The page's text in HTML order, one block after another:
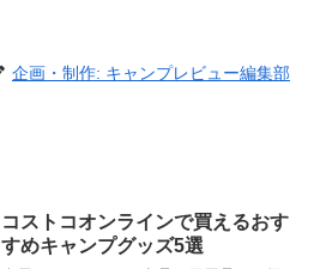
企画・制作: キャンプレビュー編集部
コストコオンラインで買えるおす
すめキャンプグッズ5選